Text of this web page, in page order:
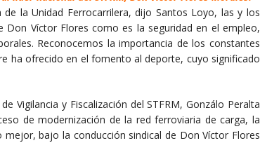
la Unidad Ferrocarrilera, dijo Santos Loyo, las y los
Víctor Flores como es la seguridad en el empleo,
Reconocemos la importancia de los constantes
ha ofrecido en el fomento al deporte, cuyo significado
Vigilancia y Fiscalización del STFRM, Gonzálo Peralta
de modernización de la red ferroviaria de carga, la
bajo la conducción sindical de Don Víctor Flores